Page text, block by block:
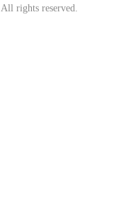
All rights reserved.